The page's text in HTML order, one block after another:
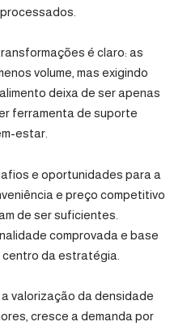
é claro: as
volume, mas exigindo
deixa de ser apenas
ferramenta de suporte
estar.
e oportunidades para a
e preço competitivo
de ser suficientes.
comprovada e base
da estratégia.
valorização da densidade
cresce a demanda por